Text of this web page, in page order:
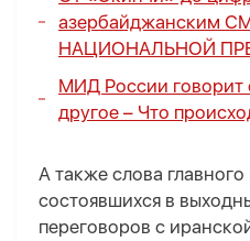
азербайджанским
НАЦИОНАЛЬНОЙ
МИД России говорит
другое – Что
А также слова
состоявшихся в
переговоров с